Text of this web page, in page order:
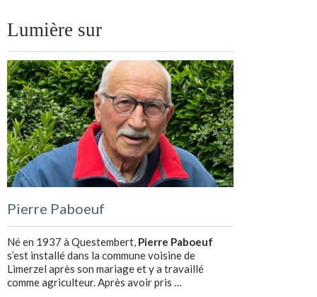
Lumière sur
Pierre Paboeuf
Né en 1937 à Questembert, Pierre Paboeuf
s’est installé dans la commune voisine de
Limerzel après son mariage et y a travaillé
comme agriculteur. Après avoir pris …